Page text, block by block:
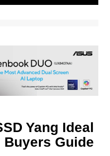
Yang Ideal
Buyers Guide